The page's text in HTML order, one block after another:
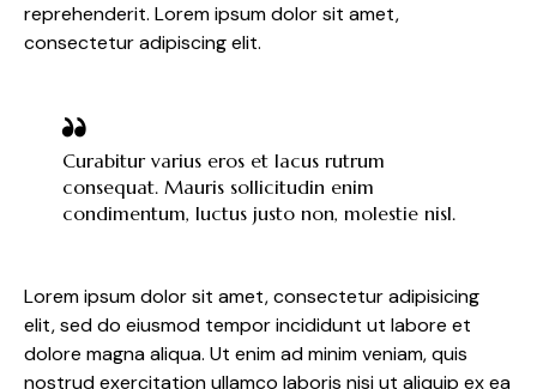
reprehenderit. Lorem ipsum dolor sit amet,
consectetur adipiscing elit.
Curabitur varius eros et lacus rutrum
consequat. Mauris sollicitudin enim
condimentum, luctus justo non, molestie nisl.
Lorem ipsum dolor sit amet, consectetur adipisicing
elit, sed do eiusmod tempor incididunt ut labore et
dolore magna aliqua. Ut enim ad minim veniam, quis
nostrud exercitation ullamco laboris nisi ut aliquip ex ea